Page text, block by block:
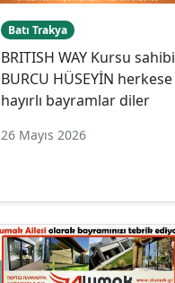
Batı Trakya
BRITISH WAY Kursu sahibi
BURCU HÜSEYİN herkese
hayırlı bayramlar diler
26 Mayıs 2026